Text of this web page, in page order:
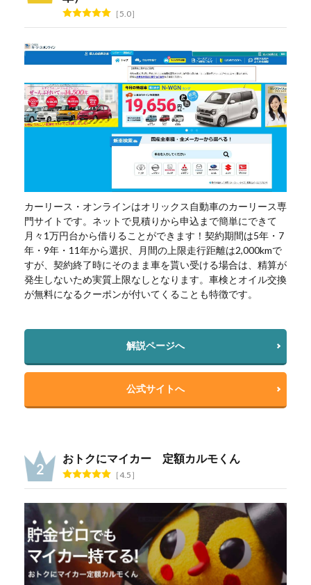
5.0
カーリース・オンラインはオリックス自動車のカーリース専
門サイトです。ネットで見積りから申込まで簡単にできて
月々1万円台から借りることができます！契約期間は5年・7
年・9年・11年から選択、月間の上限走行距離は2,000kmで
すが、契約終了時にそのまま車を貰い受ける場合は、精算が
発生しないため実質上限なしとなります。車検とオイル交換
が無料になるクーポンが付いてくることも特徴です。
解説ページへ
公式サイトへ
おトクにマイカー 定額カルモくん
4.5